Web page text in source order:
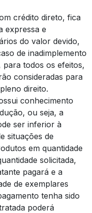
crédito direto, fica
expressa e
do valor devido,
de inadimplemento
todos os efeitos,
consideradas para
direito.
conhecimento
ou seja, a
ser inferior à
situações de
em quantidade
solicitada,
pagará e a
de exemplares
tenha sido
poderá